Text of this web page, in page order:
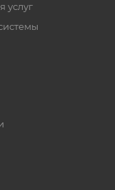
услуг